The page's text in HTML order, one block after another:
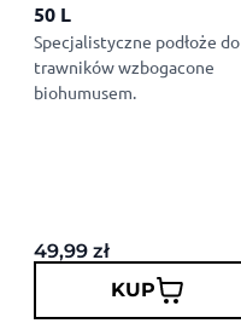
50 L
Specjalistyczne podłoże do
trawników wzbogacone
biohumusem.
49,99 zł
KUP